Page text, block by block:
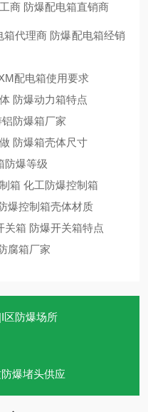
商 防爆配电箱直销商
代理商 防爆配电箱经销
配电箱使用要求
防爆动力箱特点
防爆箱厂家
防爆箱壳体尺寸
防爆等级
箱 化工防爆控制箱
爆控制箱壳体材质
关箱 防爆开关箱特点
腐箱厂家
区防爆场所
爆堵头供应